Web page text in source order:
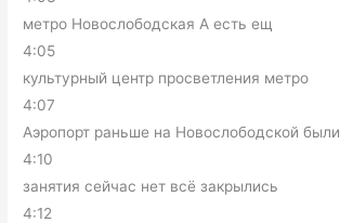
метро Новослободская А есть ещ
4:05
культурный центр просветления метро
4:07
Аэропорт раньше на Новослободской были
4:10
занятия сейчас нет всё закрылись
4:12